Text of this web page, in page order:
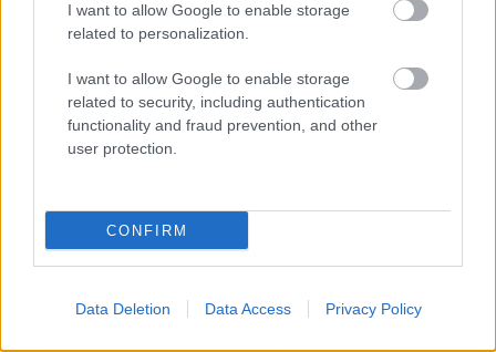
I want to allow Google to enable storage
related to personalization.
I want to allow Google to enable storage
related to security, including authentication
functionality and fraud prevention, and other
user protection.
CONFIRM
Data Deletion Data Access Privacy Policy